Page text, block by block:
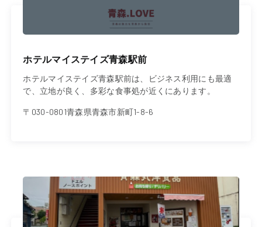
ホテルマイステイズ青森駅前
ホテルマイステイズ青森駅前は、ビジネス利用にも最適
で、立地が良く、多彩な食事処が近くにあります。
〒030-0801青森県青森市新町1-8-6